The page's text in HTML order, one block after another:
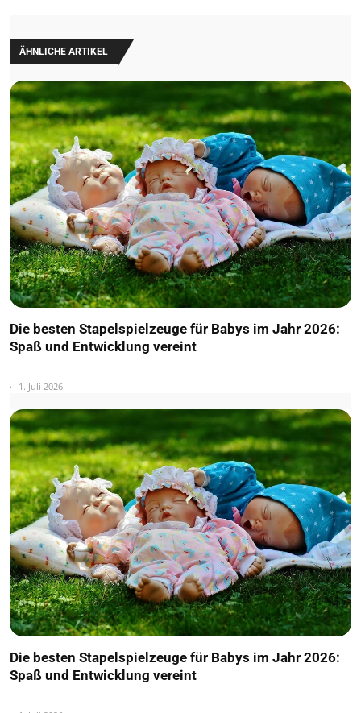
ÄHNLICHE ARTIKEL
Die besten Stapelspielzeuge für Babys im Jahr 2026:
Spaß und Entwicklung vereint
1. Juli 2026
Die besten Stapelspielzeuge für Babys im Jahr 2026:
Spaß und Entwicklung vereint